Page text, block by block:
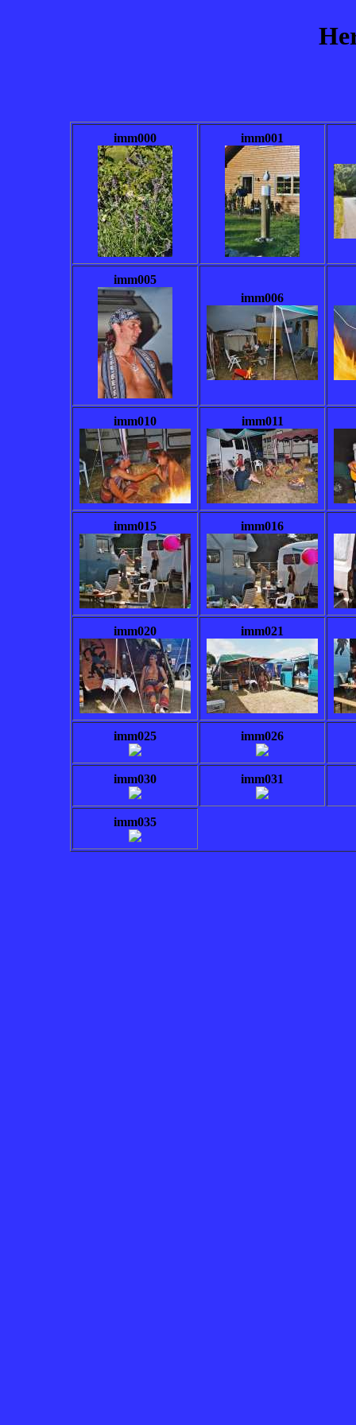
imm000 imm001
imm005
imm006
imm010 imm011
imm015 imm016
imm020 imm021
imm025 imm026
imm030 imm031
imm035